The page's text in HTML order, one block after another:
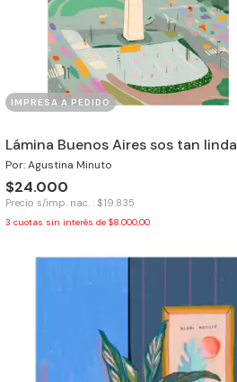
IMPRESA A PEDIDO
Lámina Buenos Aires sos tan linda
Por: Agustina Minuto
$24.000
Precio s/imp. nac. : $19.835
3 cuotas sin interés de $8.000,00